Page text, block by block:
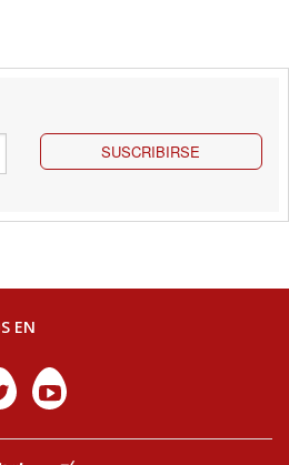
SUSCRIBIRSE
EN